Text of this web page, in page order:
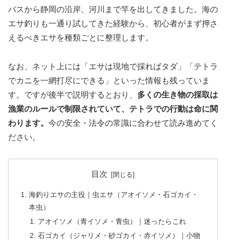
バスから静岡の沿岸、河川まで竿を出してきました。海の
エサ釣りも一通り試してきた経験から、初心者がまず押さ
えるべきエサを種類ごとに整理します。
なお、ネット上には「エサは現地で採ればタダ」「テトラ
でカニを一網打尽にできる」といった情報も残っていま
す。ですが後半で説明するとおり、 多くの生き物の採取は
漁業のルールで制限されていて、テトラでの行動は命に関
わります。 今の安全・法令の常識に合わせて読み進めてく
ださい。
目次
海釣りエサの主役｜虫エサ（アオイソメ・石ゴカイ・
本虫）
アオイソメ（青イソメ・青虫）｜迷ったらこれ
石ゴカイ（ジャリメ・砂ゴカイ・赤イソメ）｜小物